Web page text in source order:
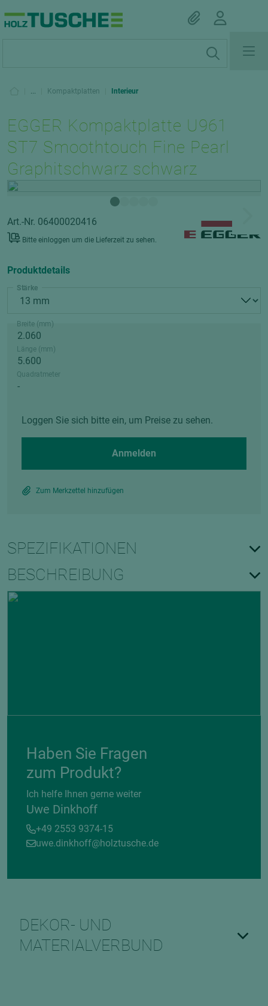
... Kompaktplatten Interieur
EGGER Kompaktplatte U961
ST7 Smoothtouch Fine Pearl
Graphitschwarz schwarz
Art.-Nr. 06400020416
Bitte einloggen um die Lieferzeit zu sehen.
Produktdetails
Stärke
Breite (mm)
Länge (mm)
Quadratmeter
Loggen Sie sich bitte ein, um Preise zu sehen.
Anmelden
Zum Merkzettel hinzufügen
SPEZIFIKATIONEN
BESCHREIBUNG
Haben Sie Fragen
zum Produkt?
Ich helfe Ihnen gerne weiter
Uwe Dinkhoff
+49 2553 9374-15
uwe.dinkhoff@holztusche.de
DEKOR- UND
MATERIALVERBUND